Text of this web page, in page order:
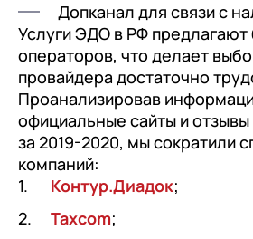
Допканал для связи с
Услуги ЭДО в РФ предлагают
операторов, что делает
провайдера достаточно
Проанализировав
официальные сайты и
за 2019-2020, мы сократили
компаний:
Контур.Диадок;
Taxcom;